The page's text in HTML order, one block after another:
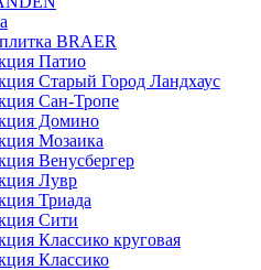
BRAER
Патио
Старый Город Ландхаус
Сан-Тропе
Домино
Мозаика
Венусбергер
Лувр
Триада
Сити
Классико круговая
Классико